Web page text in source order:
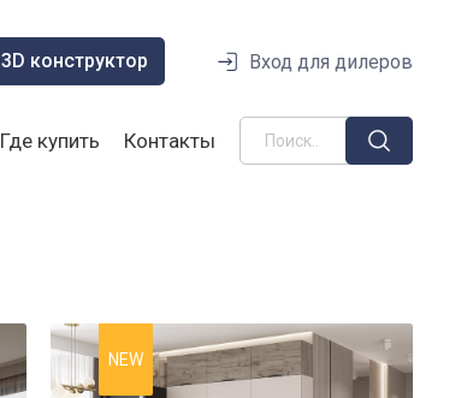
3D конструктор Вход для дилеров
Где купить Контакты
NEW